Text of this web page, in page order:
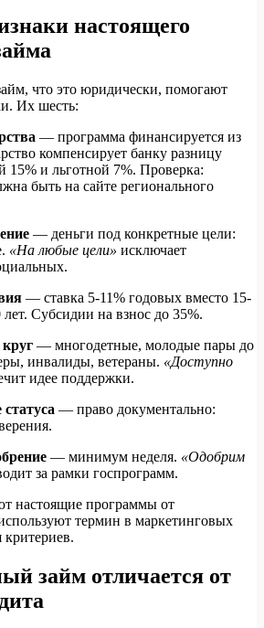
настоящего
что это юридически, помогают
Их шесть:
— программа финансируется из
компенсирует банку разницу
и льготной 7%. Проверка:
быть на сайте регионального
— деньги под конкретные цели:
«На любые цели» исключает
— ставка 5-11% годовых вместо 15-
Субсидии на взнос до 35%.
— многодетные, молодые пары до
инвалиды, ветераны. «Доступно
идее поддержки.
— право документально:
— минимум неделя. «Одобрим
за рамки госпрограмм.
настоящие программы от
термин в маркетинговых
критериев.
займ отличается от